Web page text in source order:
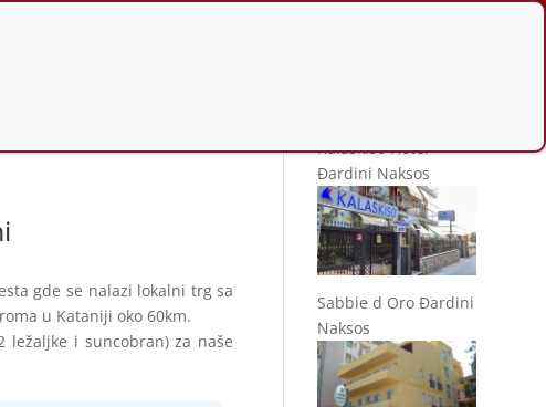
gde se nalazi lokalni trg sa
u Kataniji oko 60km.
ležaljke i suncobran) za naše
Kalaskiso Hotel
Đardini Naksos
Sabbie d Oro Đardini
Naksos